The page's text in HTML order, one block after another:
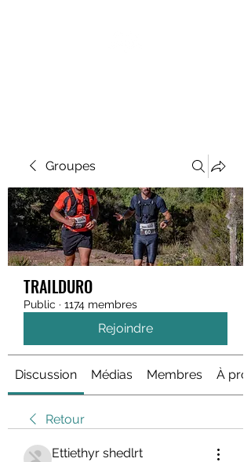
Groupes
TRAILDURO
Public · 1174 membres
Rejoindre
Discussion Médias Membres À
Retour
Ettiethyr shedlrt